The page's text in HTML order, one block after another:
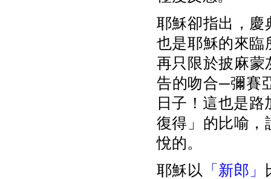
耶穌卻指出，慶
也是耶穌的來臨
再只限於披麻蒙
告的吻合─彌賽
日子！這也是
復得」的比喻，
悅的。
耶穌以 「新郎」